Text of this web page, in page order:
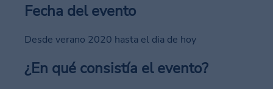
Fecha del evento
Desde verano 2020 hasta el dia de hoy
¿En qué consistía el evento?